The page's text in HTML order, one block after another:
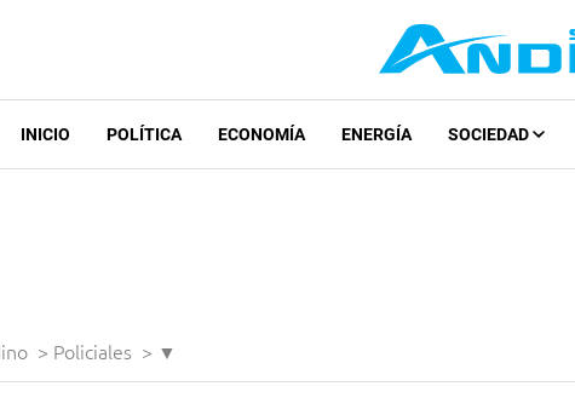
INICIO POLÍTICA ECONOMÍA ENERGÍA SOCIEDAD
> Policiales > ▼